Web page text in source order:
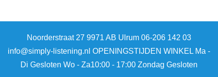
Noorderstraat 27 9971 AB Ulrum 06-206 142 03
info@simply-listening.nl OPENINGSTIJDEN WINKEL Ma -
Di Gesloten Wo - Za10:00 - 17:00 Zondag Gesloten